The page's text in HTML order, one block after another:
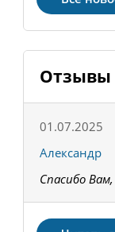
Отзывы
01.07.2025
Александр
Спасибо